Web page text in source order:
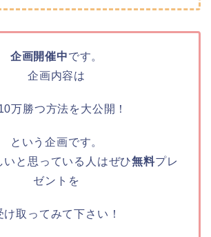
企画開催中です。
企画内容は
万勝つ方法を大公開！
という企画です。
いと思っている人はぜひ無料プレ
ゼントを
け取ってみて下さい！